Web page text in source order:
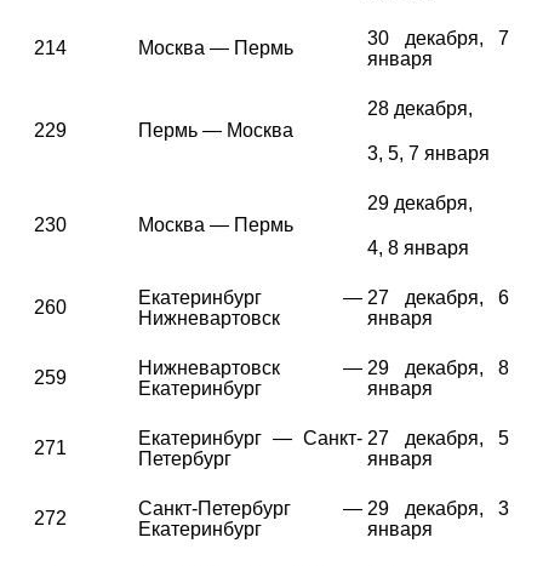
214 Москва — Пермь
30 декабря, 7
января
229 Пермь — Москва
28 декабря,
3, 5, 7 января
230 Москва — Пермь
29 декабря,
4, 8 января
260
Екатеринбург —
Нижневартовск
27 декабря, 6
января
259
Нижневартовск —
Екатеринбург
29 декабря, 8
января
271
Екатеринбург — Санкт-
Петербург
27 декабря, 5
января
272
Санкт-Петербург —
Екатеринбург
29 декабря, 3
января